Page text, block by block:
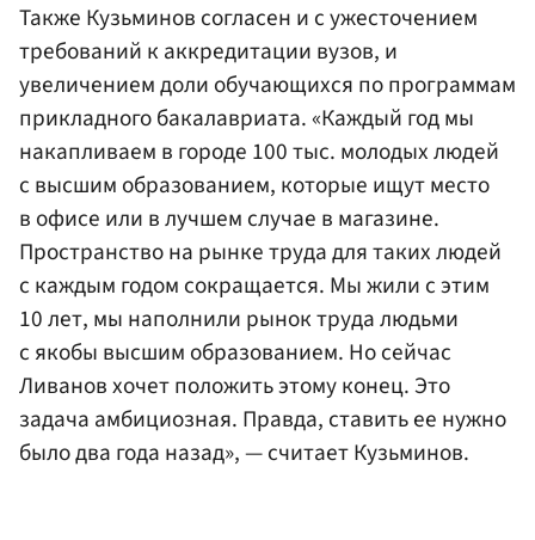
Также Кузьминов согласен и с ужесточением
требований к аккредитации вузов, и
увеличением доли обучающихся по программам
прикладного бакалавриата. «Каждый год мы
накапливаем в городе 100 тыс. молодых людей
с высшим образованием, которые ищут место
в офисе или в лучшем случае в магазине.
Пространство на рынке труда для таких людей
с каждым годом сокращается. Мы жили с этим
10 лет, мы наполнили рынок труда людьми
с якобы высшим образованием. Но сейчас
Ливанов хочет положить этому конец. Это
задача амбициозная. Правда, ставить ее нужно
было два года назад», — считает Кузьминов.